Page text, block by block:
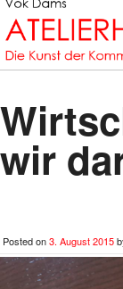
wir
Posted on3. August 2015